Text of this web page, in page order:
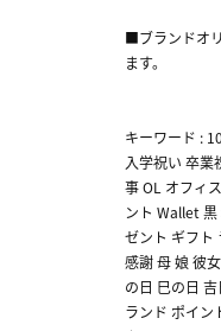
■ブランドオ
ます。
キーワード :
入学祝い 卒業
事 OL オフィ
ント Wallet
ゼント ギフト
感謝 母 娘 彼
の日 巳の日
ランド ポイン